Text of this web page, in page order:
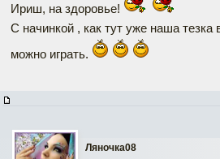
Ириш, на здоровье!
С начинкой , как тут уже наша
можно играть.
Ляночка08